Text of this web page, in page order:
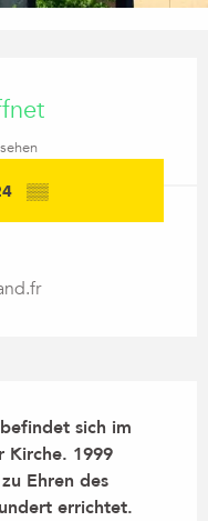
▒▒
sich im
Kirche. 1999
Ehren des
errichtet.